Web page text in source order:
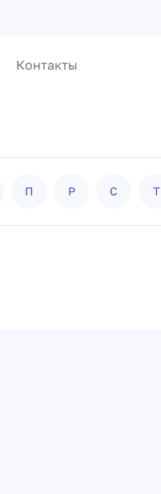
Контакты
П Р С Т